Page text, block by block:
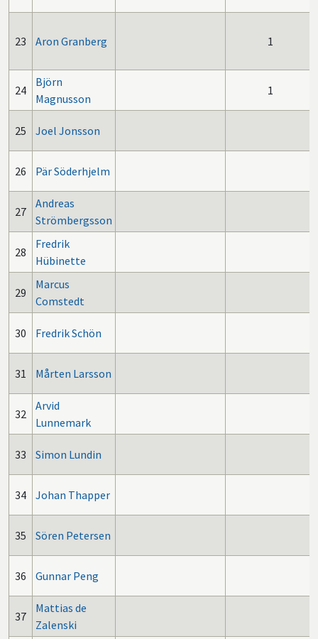
23 Aron Granberg 1
24
Björn
Magnusson
1
25 Joel Jonsson
26 Pär Söderhjelm
27
Andreas
Strömbergsson
28
Fredrik
Hübinette
29
Marcus
Comstedt
30 Fredrik Schön
31 Mårten Larsson
32
Arvid
Lunnemark
33 Simon Lundin
34 Johan Thapper
35 Sören Petersen
36 Gunnar Peng
37
Mattias de
Zalenski